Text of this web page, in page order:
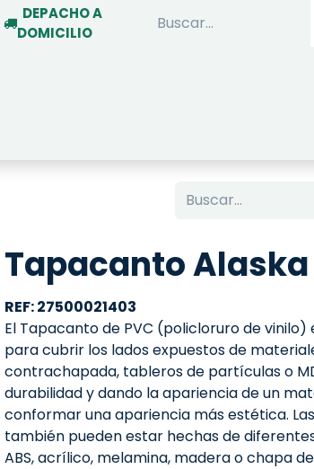
DEPACHO A
DOMICILIO
Tapacanto Alaska
REF: 27500021403
El Tapacanto de PVC (policloruro de vinilo)
para cubrir los lados expuestos de
contrachapada, tableros de partículas o
durabilidad y dando la apariencia de un
conformar una apariencia más estética.
también pueden estar hechas de
ABS, acrílico, melamina, madera o chapa